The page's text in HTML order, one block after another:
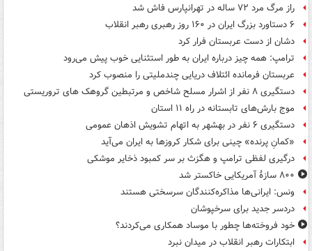
راز مرگ مرد ۷۲ ساله در تهرانپارس فاش شد
۶ دستاورد بزرگ ایران در ۱۶۰ روز رهبری رهبر انقلاب
دشان از دست عربستان فرار کرد
ترامپ: همه چیز درباره ایران به طور استثنایی خوب پیش می‌رود
عربستان فرمانده ائتلاف دریایی چندملیتی را منصوب کرد
دستگیری ۸ نفر از اشرار مسلح شاخص و مرتبطین گروهک های تروریستی
موج بارش‌های تابستانه در راه ۱۱ استان
دستگیری ۶ نفر در بهشهر به اتهام تشویش اذهان عمومی
«کمانِ پرنده» چینی برای شکار کروزها به ایران می‌آید
درگیری لفظی ترامپ و هگزث بر سر کمبود ذخایر موشکی
۸۰۰ سازۀ آمریکایی خاکستر شد
ونس: ایرانی‌ها مذاکره‌کنندگان سرسختی هستند
دردسر جدید برای سرخپوشان
خود فروخته‌ها چطور با موساد همکاری می‌کردند؟
ابتکارات رهبر انقلاب در میدان نبرد